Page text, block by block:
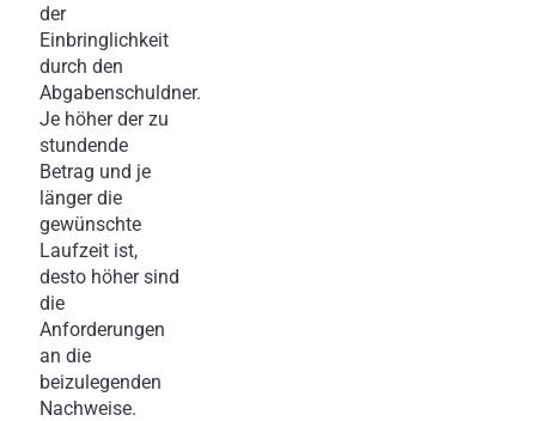
der
Einbringlichkeit
durch den
Abgabenschuldner.
Je höher der zu
stundende
Betrag und je
länger die
gewünschte
Laufzeit ist,
desto höher sind
die
Anforderungen
an die
beizulegenden
Nachweise.